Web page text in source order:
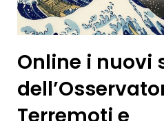
Online i nuovi